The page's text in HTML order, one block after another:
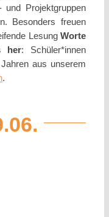
und Projektgruppen
Besonders freuen
LesungWorte
her: Schüler*innen
aus unserem
.